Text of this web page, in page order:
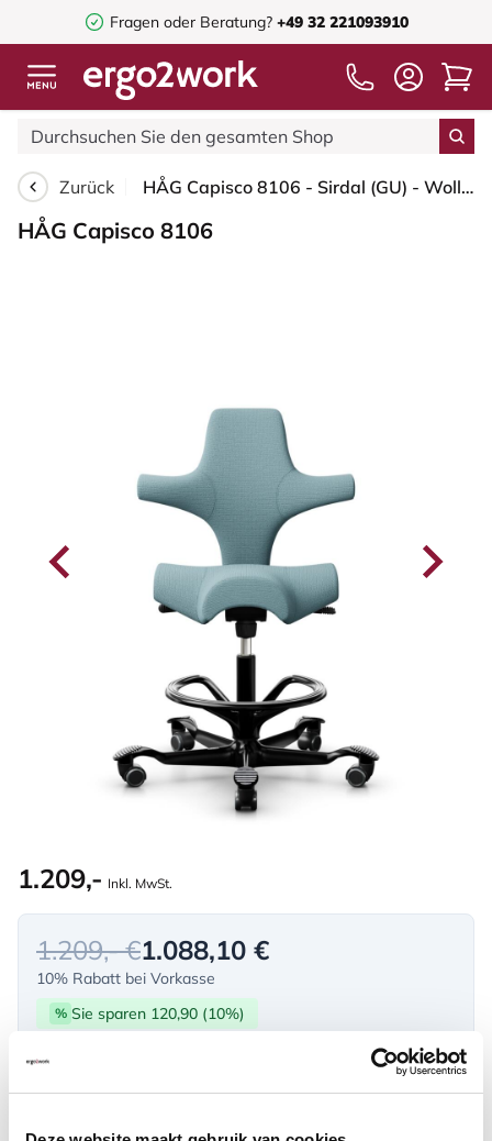
Fragen oder Beratung? +49 32 221093910
Zurück HÅG Capisco 8106 - Sirdal (GU) - Wolle - SRD730 Blue - Schwarz - 200 mm (Sitzhöhe 46-64cm) - Weiche Rollen für harte Böden
HÅG Capisco 8106
1.209,- Inkl. MwSt.
1.209,- €1.088,10 €
10% Rabatt bei Vorkasse
% Sie sparen 120,90 (10%)
Verfügbar